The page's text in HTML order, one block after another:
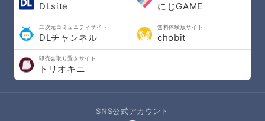
DLsite にじGAME
二次元コミュニティサイト
DLチャンネル
無料体験版サイト
chobit
即売会取り置きサイト
トリオキニ
SNS公式アカウント